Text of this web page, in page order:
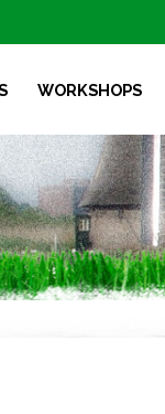
WORKSHOPS